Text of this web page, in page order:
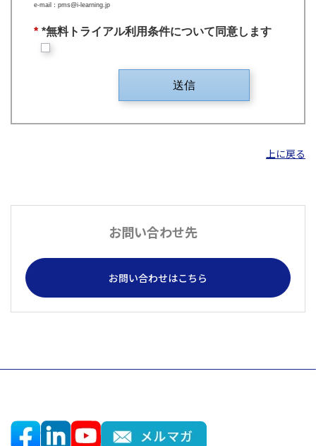
e-mail：pms@i-learning.jp
* *無料トライアル利用条件について同意します
送信
上に戻る
お問い合わせ先
お問い合わせはこちら